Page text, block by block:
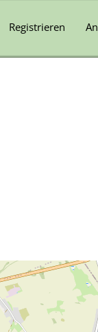
Registrieren